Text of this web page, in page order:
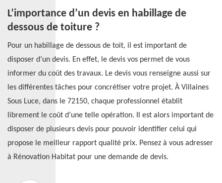
L’importance d’un devis en habillage de
dessous de toiture ?
Pour un habillage de dessous de toit, il est important de
disposer d’un devis. En effet, le devis vos permet de vous
informer du coût des travaux. Le devis vous renseigne aussi sur
les différentes tâches pour concrétiser votre projet. À Villaines
Sous Luce, dans le 72150, chaque professionnel établit
librement le coût d’une telle opération. Il est alors important de
disposer de plusieurs devis pour pouvoir identifier celui qui
propose le meilleur rapport qualité prix. Pensez à vous adresser
à Rénovation Habitat pour une demande de devis.